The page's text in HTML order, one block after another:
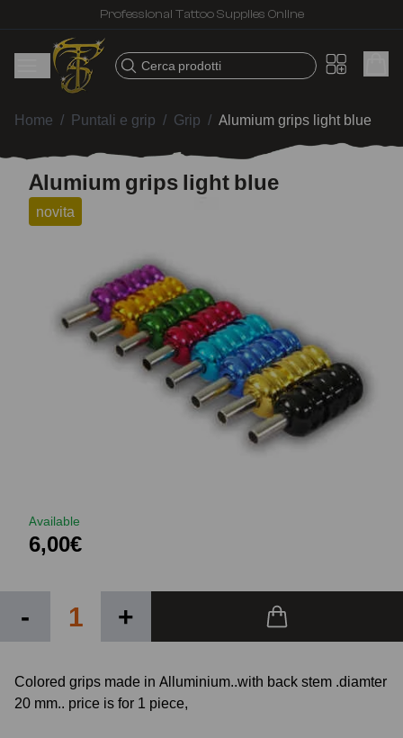
Fast shipping – Products selected for tattoo artists
Cerca prodotti
Home / Puntali e grip / Grip / Alumium grips light blue
Alumium grips light blue
novita
Available
6,00€
- +
Colored grips made in Alluminium..with back stem .diamter
20 mm.. price is for 1 piece,